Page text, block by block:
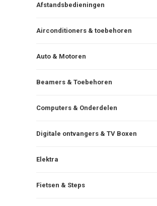
Afstandsbedieningen
Airconditioners & toebehoren
Auto & Motoren
Beamers & Toebehoren
Computers & Onderdelen
Digitale ontvangers & TV Boxen
Elektra
Fietsen & Steps